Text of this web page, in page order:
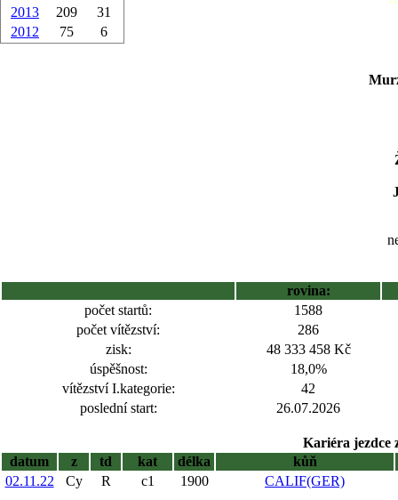
2013
209
31
2012
75 6
rovina:
počet startů:
1588
počet vítězství:
286
zisk:
48 333 458 Kč
úspěšnost:
18,0%
vítězství I.kategorie:
42
poslední start:
26.07.2026
Kariéra jezdce
datum
z td kat délka
kůň
02.11.22
Cy R c1 1900
CALIF(GER)